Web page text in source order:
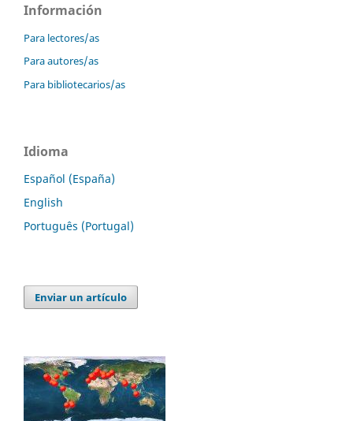
Información
Para lectores/as
Para autores/as
Para bibliotecarios/as
Idioma
Español (España)
English
Português (Portugal)
Enviar un artículo